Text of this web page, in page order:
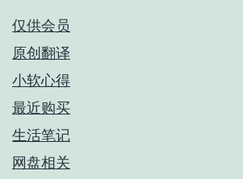
仅供会员
原创翻译
小软心得
最近购买
生活笔记
网盘相关